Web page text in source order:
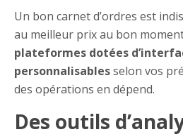
Un bon carnet d’ordres est
au meilleur prix au bon
plateformes dotées
personnalisablesselon vos
des opérations en dépend.
Des outils